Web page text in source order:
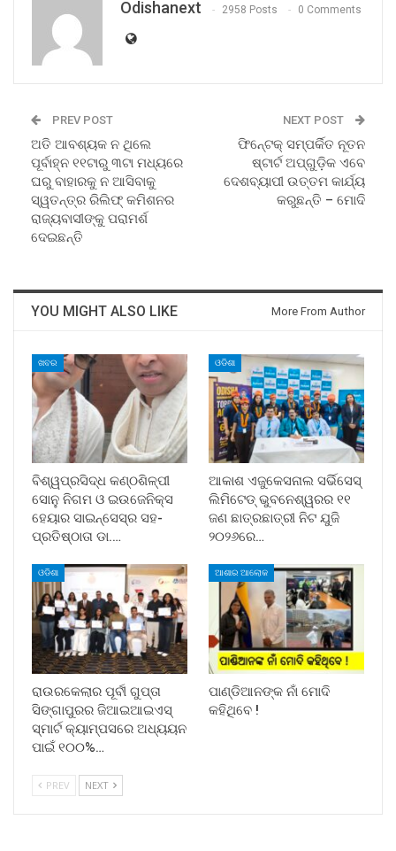
Odishanext 2958 Posts 0 Comments
PREV POST
ଅତି ଆବଶ୍ୟକ ନ ଥିଲେ
ପୂର୍ବାହ୍ନ ୧୧ଟାରୁ ୩ଟା ମଧ୍ୟରେ
ଘରୁ ବାହାରକୁ ନ ଆସିବାକୁ
ସ୍ୱତନ୍ତ୍ର ରିଲିଫ୍‍ କମିଶନର
ରାଜ୍ୟବାସୀଙ୍କୁ ପରାମର୍ଶ
ଦେଇଛନ୍ତି
NEXT POST
ଫିନ୍‍ଟେକ୍‍ ସମ୍ପର୍କିତ ନୂତନ
ଷ୍ଟାର୍ଟ ଅପ୍‍ଗୁଡ଼ିକ ଏବେ
ଦେଶବ୍ୟାପୀ ଉତ୍ତମ କାର୍ଯ୍ୟ
କରୁଛନ୍ତି – ମୋଦି
YOU MIGHT ALSO LIKE More From Author
ଖବର
ବିଶ୍ୱପ୍ରସିଦ୍ଧ କଣ୍ଠଶିଳ୍ପୀ
ସୋନୁ ନିଗମ ଓ ଇଉଜେନିକ୍ସ
ହେୟାର ସାଇନ୍ସେସ୍ର ସହ-
ପ୍ରତିଷ୍ଠାତା ଡା.…
ଓଡିଶା
ଆକାଶ ଏଜୁକେସନାଲ ସର୍ଭିସେସ୍
ଲିମିଟେଡ୍ ଭୁବନେଶ୍ୱରର ୧୧
ଜଣ ଛାତ୍ରଛାତ୍ରୀ ନିଟ ଯୁଜି
୨୦୨୬ରେ…
ଓଡିଶା
ରାଉରକେଲାର ପୂର୍ବୀ ଗୁପ୍ତା
ସିଙ୍ଗାପୁରର ଜିଆଇଆଇଏସ୍
ସ୍ମାର୍ଟ କ୍ୟାମ୍ପସରେ ଅଧ୍ୟୟନ
ପାଇଁ ୧୦୦%…
ଆଶାର ଆଲୋକ
ପାଣ୍ଡିଆନଙ୍କ ନାଁ ମୋଦି
କହିଥିବେ !
PREV NEXT